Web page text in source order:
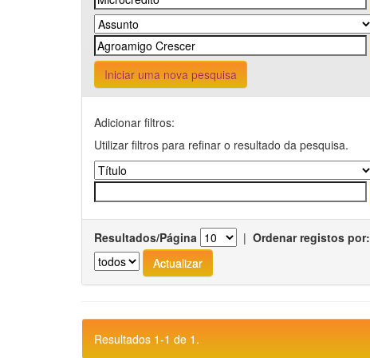
Iniciar uma nova pesquisa
Adicionar filtros:
Utilizar filtros para refinar o resultado da pesquisa.
Resultados/Página | Ordenar registos por:
Resultados 1-1 de 1.